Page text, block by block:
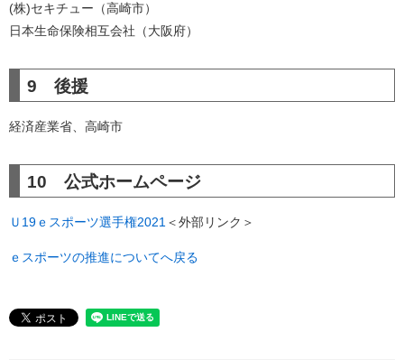
(株)セキチュー（高崎市）
日本生命保険相互会社（大阪府）
9 後援
経済産業省、高崎市
10 公式ホームページ
Ｕ19ｅスポーツ選手権2021 ＜外部リンク＞
ｅスポーツの推進についてへ戻る